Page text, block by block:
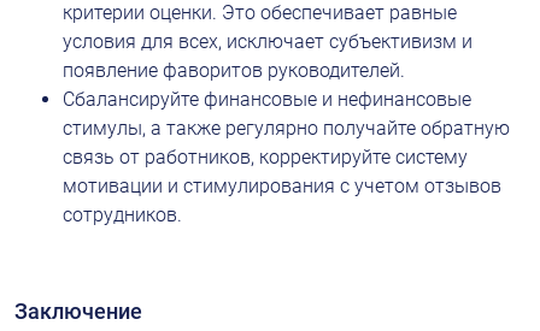
критерии оценки. Это обеспечивает равные
условия для всех, исключает субъективизм и
появление фаворитов руководителей.
Сбалансируйте финансовые и нефинансовые
стимулы, а также регулярно получайте обратную
связь от работников, корректируйте систему
мотивации и стимулирования с учетом отзывов
сотрудников.
Заключение